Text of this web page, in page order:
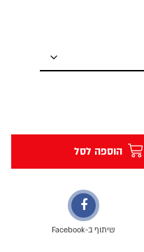
הוספה לסל
שיתוף ב-Facebook